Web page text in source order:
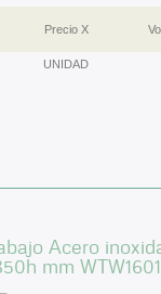
Precio X
UNIDAD
Acero
mm